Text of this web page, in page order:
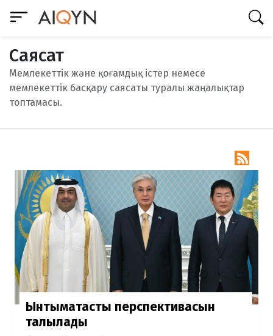
Саясат
Мемлекеттік және қоғамдық істер немесе
мемлекеттік басқару саясаты туралы жаңалықтар
топтамасы.

Ынтымақтастық перспективасын
талқылады